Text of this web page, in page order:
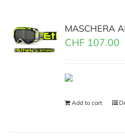
MASCHERA
CHF 107.00
Add to cart